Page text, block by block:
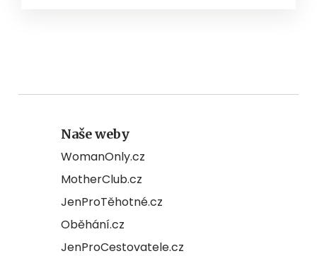
Naše weby
WomanOnly.cz
MotherClub.cz
JenProTěhotné.cz
Oběhání.cz
JenProCestovatele.cz